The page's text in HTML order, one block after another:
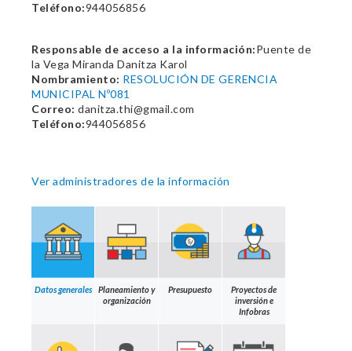
Teléfono:944056856
Responsable de acceso a la información:Puente de
la Vega Miranda Danitza Karol
Nombramiento: RESOLUCIÓN DE GERENCIA
MUNICIPAL Nº081
Correo: danitza.thi@gmail.com
Teléfono:944056856
Ver administradores de la información
Datos generales
Planeamiento y
organización
Presupuesto
Proyectos de
inversión e
Infobras